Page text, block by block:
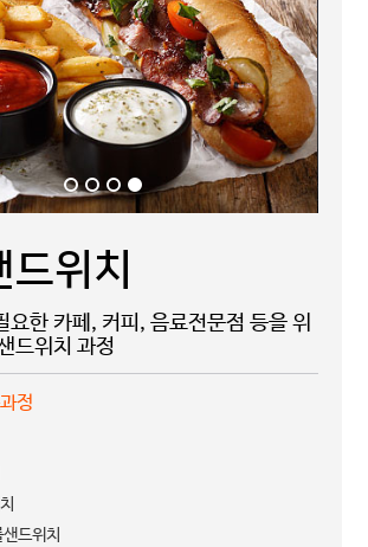
위치
요한 카페, 커피, 음료전문점 등을 위
드위치 과정
정
드위치